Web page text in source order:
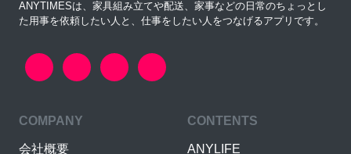
ANYTIMESは、家具組み立てや配送、家事などの日常のちょっとし
た用事を依頼したい人と、仕事をしたい人をつなげるアプリです。
COMPANY
会社概要
CONTENTS
ANYLIFE